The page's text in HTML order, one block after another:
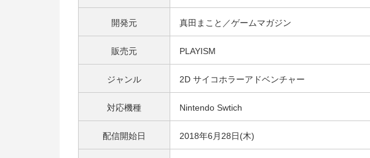
開発元 真田まこと／ゲームマガジン
販売元 PLAYISM
ジャンル 2D サイコホラーアドベンチャー
対応機種 Nintendo Swtich
配信開始日 2018年6月28日(木)